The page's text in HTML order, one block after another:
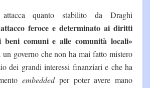
quanto stabilito da Draghi
feroce e determinato ai diritti
beni comuni e alle comunità locali»
governo che non ha mai fatto mistero
dei grandi interessi finanziari e che ha
embeddedper poter avere mano